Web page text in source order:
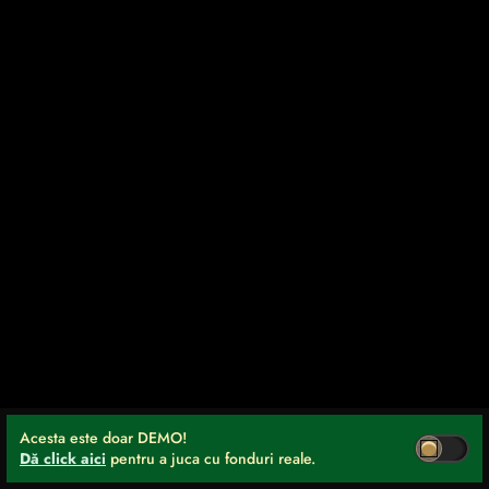
Acesta este doar DEMO!
Dă click aici pentru a juca cu fonduri reale.